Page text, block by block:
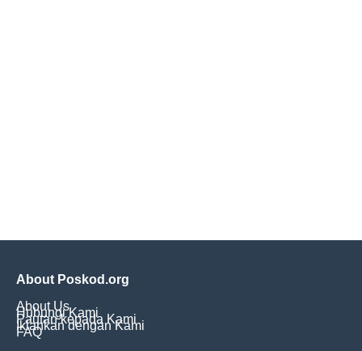
About Poskod.org
About Us
Hubungi Kami
Pautan kepada Kami
Iklankan dengan Kami
FAQ